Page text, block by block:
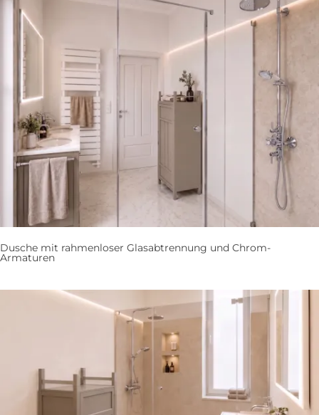
Dusche mit rahmenloser Glasabtrennung und Chrom-
Armaturen